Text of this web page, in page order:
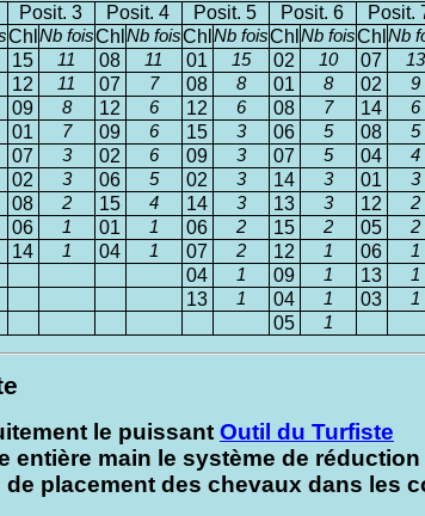
Posit. 3 Posit. 4 Posit. 5 Posit. 6 Posit.
ChlNb foisChlNb foisChlNb foisChlNb foisChlNb
15 11 08 11 01 15 02 10 07 13
12 11 07 7 08 8 01 8 02 9
09 8 12 6 12 6 08 7 14 6
01 7 09 6 15 3 06 5 08 5
07 3 02 6 09 3 07 5 04 4
02 3 06 5 02 3 14 3 01 3
08 2 15 4 14 3 13 3 12 2
06 1 01 1 06 2 15 2 05 2
14 1 04 1 07 2 12 1 06 1
04 1 09 1 13 1
13 1 04 1 03 1
05 1
le puissant Outil du Turfiste
entière main le système de
placement des chevaux dans les